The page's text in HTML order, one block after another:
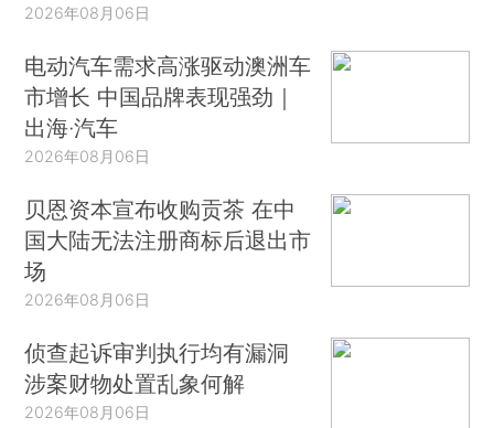
2026年08月06日
电动汽车需求高涨驱动澳洲车
市增长 中国品牌表现强劲｜
出海·汽车
2026年08月06日
贝恩资本宣布收购贡茶 在中
国大陆无法注册商标后退出市
场
2026年08月06日
侦查起诉审判执行均有漏洞
涉案财物处置乱象何解
2026年08月06日